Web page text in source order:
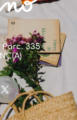
Parc. 335